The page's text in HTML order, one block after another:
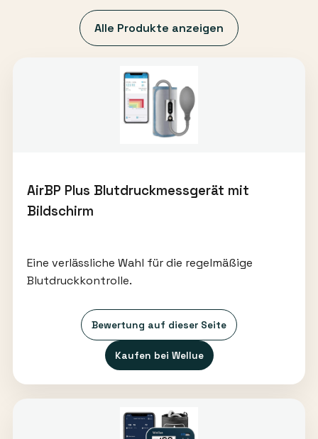
Alle Produkte anzeigen
AirBP Plus Blutdruckmessgerät mit
Bildschirm
Eine verlässliche Wahl für die regelmäßige
Blutdruckkontrolle.
Bewertung auf dieser Seite
Kaufen bei Wellue